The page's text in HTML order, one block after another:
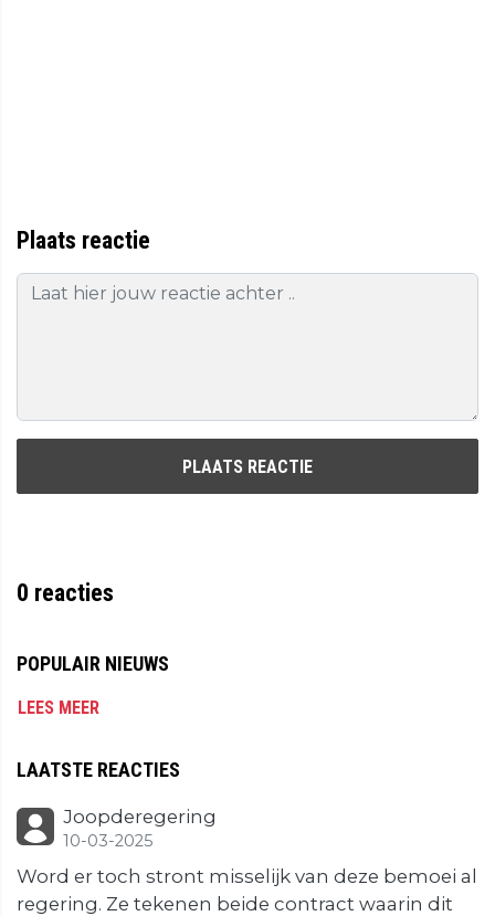
Plaats reactie
PLAATS REACTIE
0 reacties
POPULAIR NIEUWS
LEES MEER
LAATSTE REACTIES
Joopderegering
10-03-2025
Word er toch stront misselijk van deze bemoei al
regering. Ze tekenen beide contract waarin dit